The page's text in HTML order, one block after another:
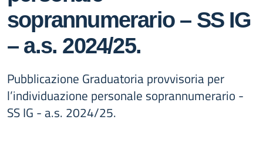
soprannumerario – SS IG
– a.s. 2024/25.
Pubblicazione Graduatoria provvisoria per
l’individuazione personale soprannumerario -
SS IG - a.s. 2024/25.